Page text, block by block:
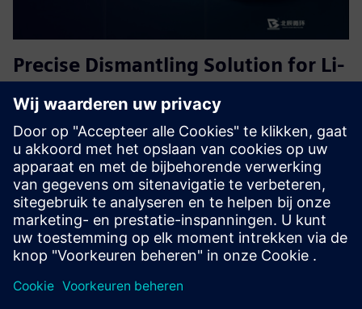
Precise Dismantling Solution for Li-
ion Battery Recycling
Nauwkeurige demontageoplossing, die zorgt voor visuele
begeleiding bij het demontageproces van oude batterijen,
vroegtijdige waarschuwing voor gevaarlijke operaties,
samenwerking tussen mens en machine, en verhoging van
de product...
Meer informatie